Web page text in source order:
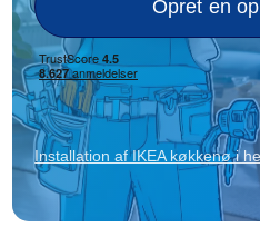
Opret en
Installation af IKEA køkkenø i